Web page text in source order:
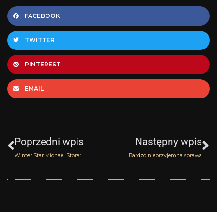
FACEBOOK
TWITTER
PINTEREST
EMAIL
Poprzedni wpis
Winter Star Michael Storer
Następny wpis
Bardzo nieprzyjemna sprawa